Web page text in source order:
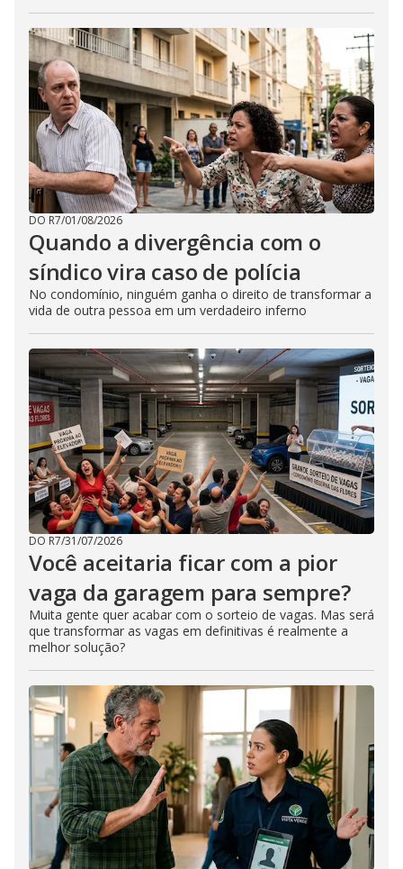
DO R7/01/08/2026
Quando a divergência com o
síndico vira caso de polícia
No condomínio, ninguém ganha o direito de transformar a
vida de outra pessoa em um verdadeiro inferno
DO R7/31/07/2026
Você aceitaria ficar com a pior
vaga da garagem para sempre?
Muita gente quer acabar com o sorteio de vagas. Mas será
que transformar as vagas em definitivas é realmente a
melhor solução?